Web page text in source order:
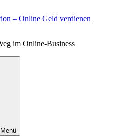
– Online Geld verdienen
im Online-Business
Menü